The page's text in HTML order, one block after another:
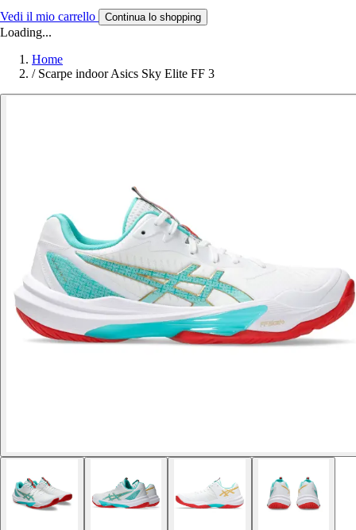
Vedi il mio carrello Continua lo shopping
Loading...
Home
/ Scarpe indoor Asics Sky Elite FF 3